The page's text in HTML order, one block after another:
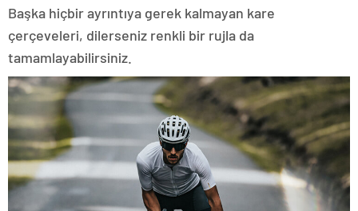
Başka hiçbir ayrıntıya gerek kalmayan kare
çerçeveleri, dilerseniz renkli bir rujla da
tamamlayabilirsiniz.